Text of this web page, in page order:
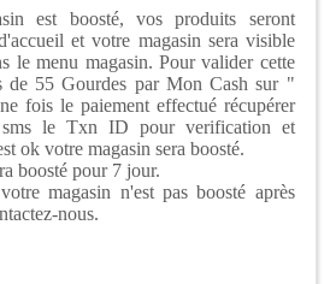
est boosté, vos produits seront
et votre magasin sera visible
le menu magasin. Pour valider cette
de 55 Gourdes par Mon Cash sur "
fois le paiement effectué récupérer
le Txn ID pour verification et
ok votre magasin sera boosté.
boosté pour 7 jour.
magasin n'est pas boosté après
nous.